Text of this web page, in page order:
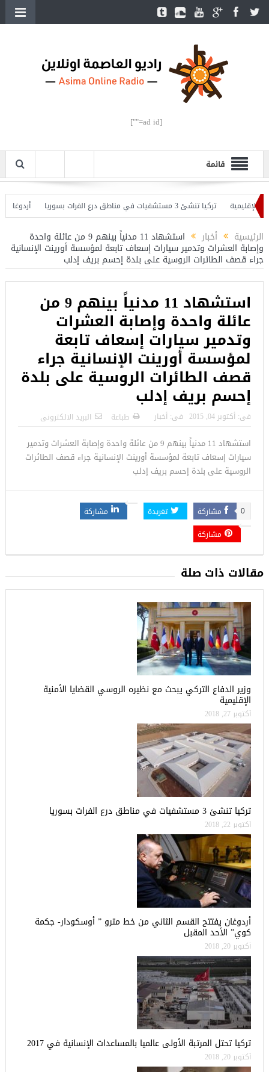
[ad id=""]
قائمة
تركيا تنشئ 3 مستشفيات في مناطق درع الفرات بسوريا
أردوغان
الرئيسية أخبار استشهاد 11 مدنياً بينهم 9 من عائلة واحدة
وإصابة العشرات وتدمير سيارات إسعاف تابعة لمؤسسة أورينت الإنسانية
جراء قصف الطائرات الروسية على بلدة إحسم بريف إدلب
استشهاد 11 مدنياً بينهم 9 من
عائلة واحدة وإصابة العشرات
وتدمير سيارات إسعاف تابعة
لمؤسسة أورينت الإنسانية جراء
قصف الطائرات الروسية على بلدة
إحسم بريف إدلب
فى: أكتوبر 04, 2015 فى: أخبار طباعة البريد الالكترونى
استشهاد 11 مدنياً بينهم 9 من عائلة واحدة وإصابة العشرات وتدمير
سيارات إسعاف تابعة لمؤسسة أورينت الإنسانية جراء قصف الطائرات
الروسية على بلدة إحسم بريف إدلب
مشاركة 0 تغريدة
مشاركة
مشاركة
مقالات ذات صلة
وزير الدفاع التركي يبحث مع نظيره الروسي القضايا الأمنية
الإقليمية
أكتوبر 27, 2018
تركيا تنشئ 3 مستشفيات في مناطق درع الفرات بسوريا
أكتوبر 22, 2018
أردوغان يفتتح القسم الثاني من خط مترو ” أوسكودار- جكمة
كوي” الأحد المقبل
أكتوبر 20, 2018
تركيا تحتل المرتبة الأولى عالميا بالمساعدات الإنسانية في 2017
أكتوبر 20, 2018